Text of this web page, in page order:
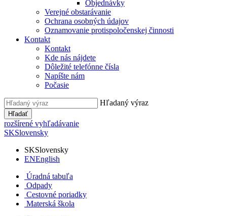
Objednávky
Verejné obstarávanie
Ochrana osobných údajov
Oznamovanie protispoločenskej činnosti
Kontakt
Kontakt
Kde nás nájdete
Dôležité telefónne čísla
Napíšte nám
Počasie
Hľadaný výraz
Hľadať
rozšírené vyhľadávanie
SKSlovensky
SKSlovensky
ENEnglish
Úradná tabuľa
Odpady
Cestovné poriadky
Materská škola